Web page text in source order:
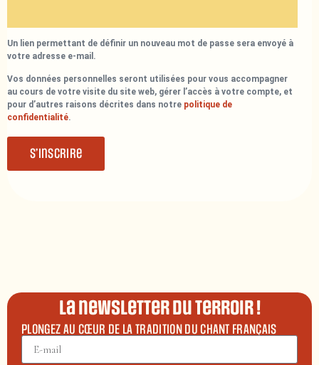
Un lien permettant de définir un nouveau mot de passe sera envoyé à
votre adresse e-mail.
Vos données personnelles seront utilisées pour vous accompagner
au cours de votre visite du site web, gérer l’accès à votre compte, et
pour d’autres raisons décrites dans notre politique de
confidentialité.
S’inscrire
La newsletter du terroir !
PLONGEZ AU CŒUR DE LA TRADITION DU CHANT FRANÇAIS